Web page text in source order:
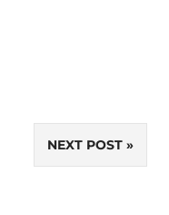
NEXT POST